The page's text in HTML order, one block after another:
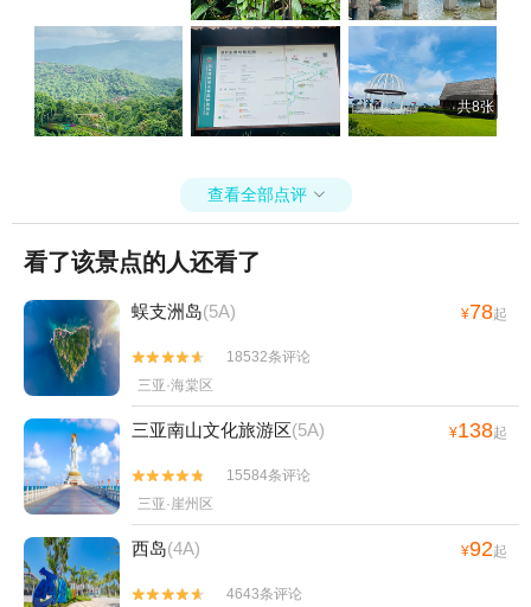
共8张
查看全部点评 
看了该景点的人还看了
蜈支洲岛(5A) ¥78起


18532条评论
三亚·海棠区
三亚南山文化旅游区(5A) ¥138起


15584条评论
三亚·崖州区
西岛(4A) ¥92起

 4643条评论